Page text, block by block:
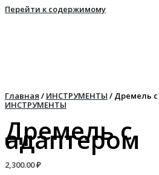
Перейти к содержимому
Главная / ИНСТРУМЕНТЫ / Дремель
ИНСТРУМЕНТЫ
Дремель с
адаптером
2,300.00₽